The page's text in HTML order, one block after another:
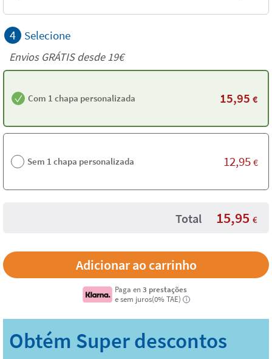
4 Selecione
Envios GRÁTIS desde 19€
Com 1 chapa personalizada 15,95 €
Sem 1 chapa personalizada 12,95 €
Total 15,95 €
Paga en3 prestações
e sem juros(0% TAE)
i